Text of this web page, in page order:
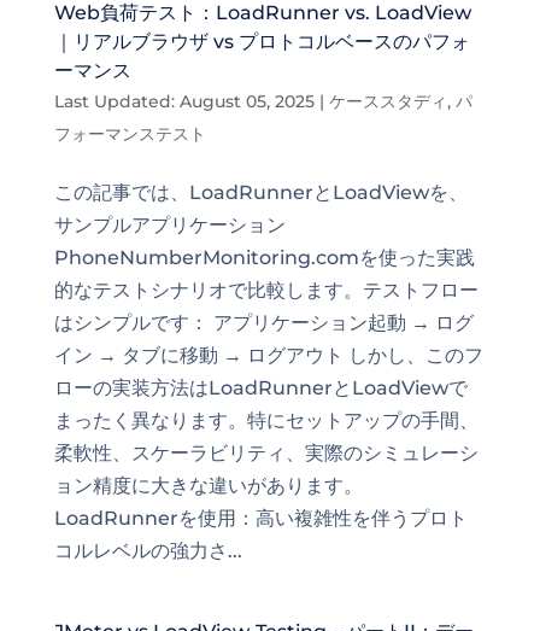
Web負荷テスト：LoadRunner vs. LoadView
｜リアルブラウザ vs プロトコルベースのパフォ
ーマンス
Last Updated: August 05, 2025| ケーススタディ, パ
フォーマンステスト
この記事では、LoadRunnerとLoadViewを、
サンプルアプリケーション
PhoneNumberMonitoring.comを使った実践
的なテストシナリオで比較します。テストフロー
はシンプルです： アプリケーション起動 → ログ
イン → タブに移動 → ログアウト しかし、このフ
ローの実装方法はLoadRunnerとLoadViewで
まったく異なります。特にセットアップの手間、
柔軟性、スケーラビリティ、実際のシミュレーシ
ョン精度に大きな違いがあります。
LoadRunnerを使用：高い複雑性を伴うプロト
コルレベルの強力さ...